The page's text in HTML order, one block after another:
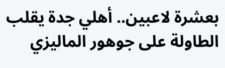
بعشرة لاعبين.. أهلي جدة يقلب
الطاولة على جوهور الماليزي